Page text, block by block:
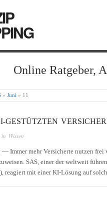
Online Ratgeber,
» Juni » 11
GESTÜTZTEN
in Wissen
Immer mehr Versicherte nutzen frei
SAS, einer der weltweit
mit einer KI-Lösung auf